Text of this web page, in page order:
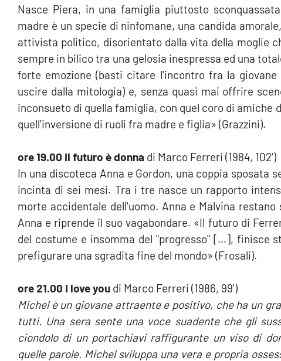
Nasce Piera, in una famiglia piuttosto
madre è un specie di ninfomane, una candida
attivista politico, disorientato dalla vita della moglie
sempre in bilico tra una gelosia inespressa ed una
forte emozione (basti citare l'incontro fra la
uscire dalla mitologia) e, senza quasi mai offrire
inconsueto di quella famiglia, con quel coro di amiche
quell'inversione di ruoli fra madre e figlia» (Grazzini).
ore 19.00 Il futuro è donna di Marco Ferreri (1984, 102')
In una discoteca Anna e Gordon, una coppia sposata
incinta di sei mesi. Tra i tre nasce un rapporto
morte accidentale dell'uomo. Anna e Malvina
Anna e riprende il suo vagabondare. «Il futuro di
del costume e insomma del "progresso" […], finisce
prefigurare una sgradita fine del mondo» (Frosali).
ore 21.00 I love you di Marco Ferreri (1986, 99')
Michel è un giovane attraente e positivo, che ha un
tutti. Una sera sente una voce suadente che gli
ciondolo di un portachiavi raffigurante un viso di
quelle parole. Michel sviluppa una vera e propria